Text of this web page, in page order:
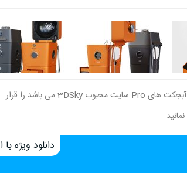
در این قسمت از سایت مون آرک برای شما عزیزان یک مدل سه بعدی گاز که از سری آبجکت های Pro سایت محبوب 3DSky می باشد را قرار
دانلود ویژه با